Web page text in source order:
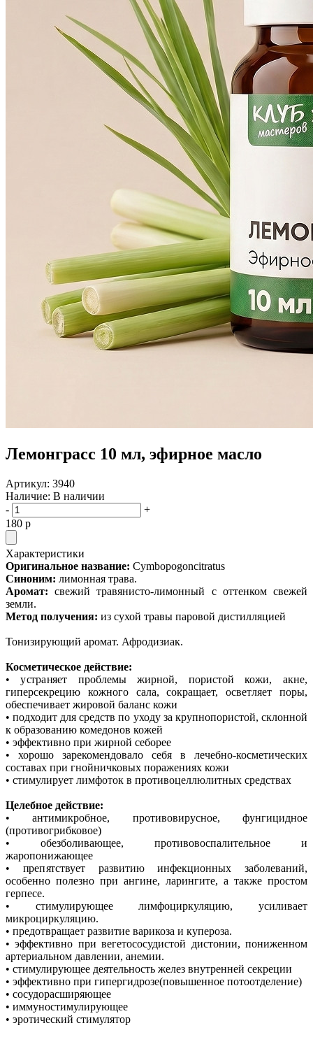
Лемонграсс 10 мл, эфирное масло
Артикул: 3940
Наличие: В наличии
-
+
180 p
Характеристики
Оригинальное название: Cymbopogoncitratus
Синоним: лимонная трава.
Аромат: свежий травянисто-лимонный с оттенком свежей
земли.
Метод получения: из сухой травы паровой дистилляцией
Тонизирующий аромат. Афродизиак.
Косметическое действие:
• устраняет проблемы жирной, пористой кожи, акне,
гиперсекрецию кожного сала, сокращает, осветляет поры,
обеспечивает жировой баланс кожи
• подходит для средств по уходу за крупнопористой, склонной
к образованию комедонов кожей
• эффективно при жирной себорее
• хорошо зарекомендовало себя в лечебно-косметических
составах при гнойничковых поражениях кожи
• стимулирует лимфоток в противоцеллюлитных средствах
Целебное действие:
• антимикробное, противовирусное, фунгицидное
(противогрибковое)
• обезболивающее, противовоспалительное и
жаропонижающее
• препятствует развитию инфекционных заболеваний,
особенно полезно при ангине, ларингите, а также простом
герпесе.
• стимулирующее лимфоциркуляцию, усиливает
микроциркуляцию.
• предотвращает развитие варикоза и купероза.
• эффективно при вегетососудистой дистонии, пониженном
артериальном давлении, анемии.
• стимулирующее деятельность желез внутренней секреции
• эффективно при гипергидрозе(повышенное потоотделение)
• сосудорасширяющее
• иммуностимулирующее
• эротический стимулятор